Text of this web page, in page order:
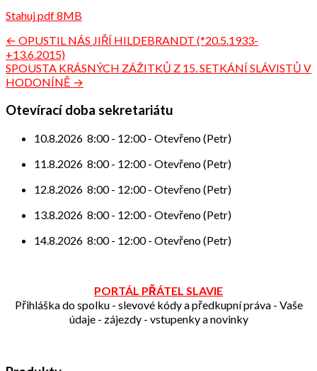
Stahuj pdf 8MB
Navigace
pro
příspěvek
← OPUSTIL NÁS JIŘÍ HILDEBRANDT (*20.5.1933-
+13.6.2015)
SPOUSTA KRÁSNÝCH ZÁŽITKŮ Z 15. SETKÁNÍ SLÁVISTŮ V
HODONÍNĚ →
Otevírací doba sekretariátu
10.8.2026 8:00- 12:00- Otevřeno (Petr)
11.8.2026 8:00- 12:00- Otevřeno (Petr)
12.8.2026 8:00- 12:00- Otevřeno (Petr)
13.8.2026 8:00- 12:00- Otevřeno (Petr)
14.8.2026 8:00- 12:00- Otevřeno (Petr)
PORTÁL PŘÁTEL SLAVIE
Přihláška do spolku - slevové kódy a předkupní práva - Vaše
údaje - zájezdy - vstupenky a novinky